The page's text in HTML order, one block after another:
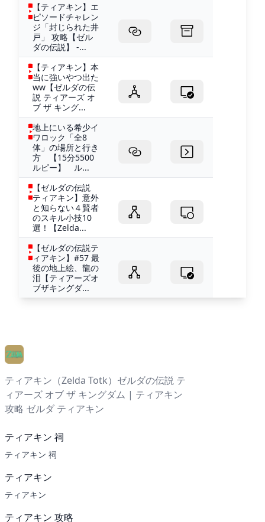
【ティアキン】エ
ピソードチャレン
ジ「封じられた井
戸」 攻略【ゼル
ダの伝説】 -...
【ティアキン】本
当に強いやつ出た
ww【ゼルダの伝
説 ティアーズ オ
ブ ザ キング...
地上にいる希少イ
ワロック「全8
体」の場所と行き
方 【15分5500
ルピー】 ル...
【ゼルダの伝説
ティアキン】意外
と知らない４賢者
のスキル小技10
選！【Zelda...
【ゼルダの伝説テ
ィアキン】#57 最
後の地上絵、龍の
泪【ティアーズオ
ブザキングダ...
ティアキン（Zelda Totk）ゼルダの伝説 テ
ィアーズ オブ ザ キングダム | ティアキン
攻略 ゼルダ ティアキン
ティアキン 祠
ティアキン 祠
ティアキン
ティアキン
ティアキン 攻略